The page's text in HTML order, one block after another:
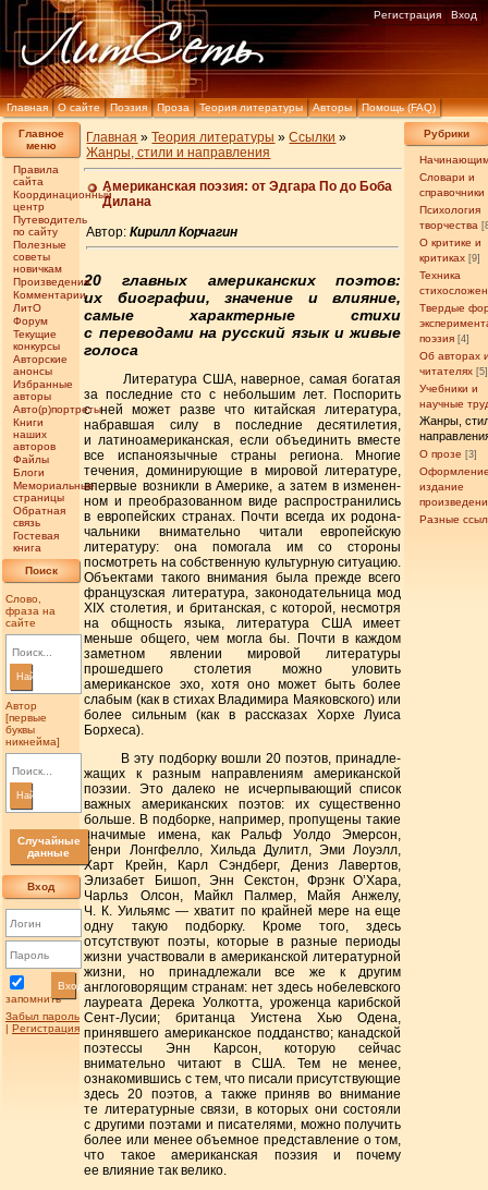
Главная О сайте Поэзия Проза Теория литературы Авторы Помощь (FAQ)
Регистрация Вход
Главное
меню
Правила
сайта
Координационный
центр
Путеводитель
по сайту
Полезные
советы
новичкам
Произведения
Комментарии
ЛитО
Форум
Текущие
конкурсы
Авторские
анонсы
Избранные
авторы
Авто(р)портреты
Книги
наших
авторов
Файлы
Блоги
Мемориальные
страницы
Обратная
связь
Гостевая
книга
Поиск
Слово,
фраза на
сайте
Найти
Автор
[первые
буквы
никнейма]
Найти
Случайные
данные
Вход
запомнить
Вход
Забыл пароль
| Регистрация
Рубрики
Словари и
справочники
Психология
творчества
О критике и
критиках [9]
Техника
Твердые
поэзия [4]
Об авторах
читателях [5]
Учебники и
научные
Жанры,
О прозе [3]
издание
Разные
Главная »Теория литературы »Ссылки »
Жанры, стили и направления
Американская поэзия: от Эдгара По до Боба
Дилана
Автор:Кирилл Корчагин
20 главных американских поэтов:
их биографии, значение и влияние,
самые характерные стихи
с переводами на русский язык и живые
голоса
Литература США, наверное, самая богатая
за последние сто с небольшим лет. Поспорить
с ней может разве что китайская литература,
набравшая силу в последние десятилетия,
и латиноамериканская, если объединить вместе
все испаноязычные страны региона. Многие
течения, домини­рующие в мировой литературе,
впервые возникли в Америке, а затем в изменен­
ном и преобразо­ванном виде распространились
в европейских странах. Почти всегда их родона­
чальники внимательно читали европейскую
литературу: она помогала им со стороны
посмотреть на собственную культурную ситуацию.
Объектами такого внимания была прежде всего
французская литература, законодатель­ница мод
XIX столетия, и британ­ская, с которой, несмотря
на общность языка, литература США имеет
меньше общего, чем могла бы. Почти в каждом
замет­ном явлении мировой литературы
прошедшего столетия можно уловить
американское эхо, хотя оно может быть более
слабым (как в стихах Владимира Маяковского) или
более сильным (как в рас­сказах Хорхе Луиса
Борхеса).
В эту подборку вошли 20 поэтов, принадле­
жащих к разным направлениям американ­ской
поэзии. Это далеко не исчерпывающий список
важных амери­канских поэтов: их существенно
больше. В подборке, напри­мер, пропущены такие
значи­мые имена, как Ральф Уолдо Эмерсон,
Генри Лонгфелло, Хильда Дулитл, Эми Лоуэлл,
Харт Крейн, Карл Сэндберг, Дениз Лавертов,
Элизабет Бишоп, Энн Секстон, Фрэнк О’Хара,
Чарльз Олсон, Майкл Палмер, Майя Анжелу,
Ч. К. Уиль­ямс — хватит по крайней мере на еще
одну такую подборку. Кроме того, здесь
отсутствуют поэты, которые в разные периоды
жизни участвовали в американской литературной
жизни, но при­надлежали все же к другим
англогово­рящим странам: нет здесь нобелевского
лауреата Дерека Уолкотта, уроженца карибской
Сент-Лусии; британца Уистена Хью Одена,
принявшего американское подданство; канадской
поэтес­сы Энн Карсон, которую сейчас
внимательно читают в США. Тем не менее,
ознакомив­шись с тем, что писали присутствую­щие
здесь 20 поэтов, а также приняв во внимание
те лите­ра­турные связи, в кото­рых они состояли
с другими поэта­ми и писа­телями, можно получить
более или менее объемное представление о том,
что такое американская поэзия и почему
ее влияние так велико.